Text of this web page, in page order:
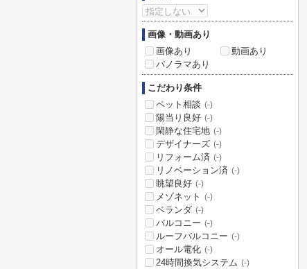
画像・動画あり
画像あり
動画あり
パノラマあり
こだわり条件
ペット相談 (-)
陽当り良好 (-)
閑静な住宅地 (-)
デザイナーズ (-)
リフォーム済 (-)
リノベーション済 (-)
眺望良好 (-)
メゾネット (-)
ベランダ (-)
バルコニー (-)
ルーフバルコニー (-)
オール電化 (-)
24時間換気システム (-)